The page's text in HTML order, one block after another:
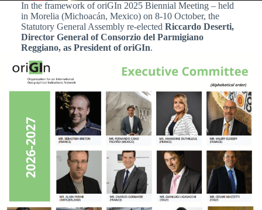
In the framework of oriGIn 2025 Biennial Meeting – held
in Morelia (Michoacán, Mexico) on 8-10 October, the
Statutory General Assembly re-elected Riccardo Deserti,
Director General of Consorzio del Parmigiano
Reggiano, as President of oriGIn.